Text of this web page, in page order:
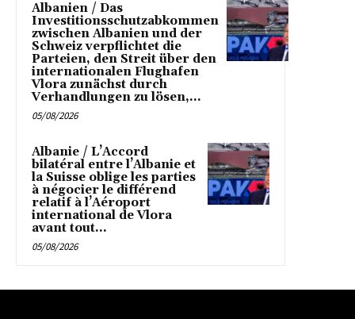
Albanien / Das
Investitionsschutzabkommen
zwischen Albanien und der
Schweiz verpflichtet die
Parteien, den Streit über den
internationalen Flughafen
Vlora zunächst durch
Verhandlungen zu lösen,...
05/08/2026
Albanie / L’Accord
bilatéral entre l’Albanie et
la Suisse oblige les parties
à négocier le différend
relatif à l’Aéroport
international de Vlora
avant tout...
05/08/2026